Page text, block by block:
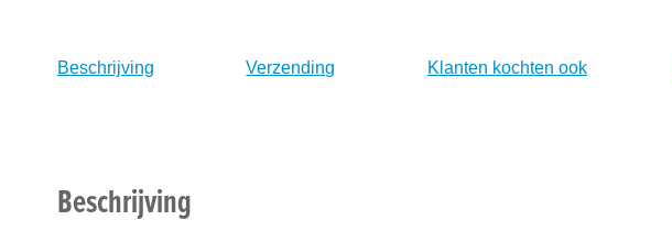
begin
Beschrijving Verzending Klanten kochten ook
Beschrijving